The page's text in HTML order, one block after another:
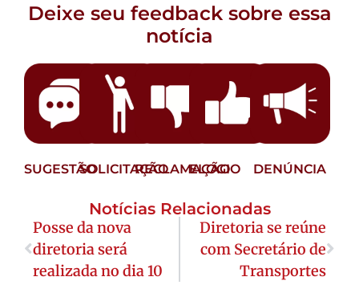
Deixe seu feedback sobre essa
notícia
SUGESTÃOSOLICITAÇÃORECLAMAÇÃO
ELOGIO DENÚNCIA
Notícias Relacionadas
Posse da nova
diretoria será
realizada no dia 10
Diretoria se reúne
com Secretário de
Transportes